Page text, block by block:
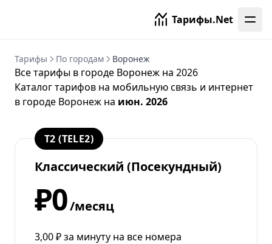
Тарифы.Net
Тарифы По городам Воронеж
Все тарифы в городе Воронеж на 2026
Каталог тарифов на мобильную связь и интернет
в городе Воронеж на июн. 2026
T2 (TELE2)
Классический (Посекундный)
₽0/месяц
3,00 ₽ за минуту на все номера